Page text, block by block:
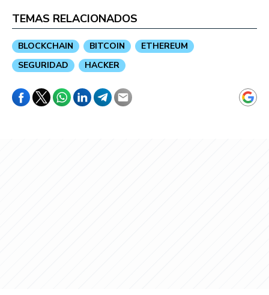
TEMAS RELACIONADOS
BLOCKCHAIN BITCOIN
ETHEREUM
SEGURIDAD
HACKER